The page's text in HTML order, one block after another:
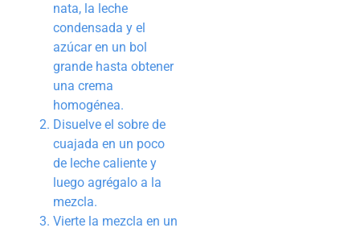
nata, la leche
condensada y el
azúcar en un bol
grande hasta obtener
una crema
homogénea.
Disuelve el sobre de
cuajada en un poco
de leche caliente y
luego agrégalo a la
mezcla.
Vierte la mezcla en un